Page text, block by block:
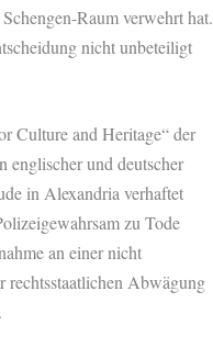
Raum verwehrt hat.
nicht unbeteiligt
Culture and Heritage“ der
englischer und deutscher
in Alexandria verhaftet
zu Tode
an einer nicht
rechtsstaatlichen Abwägung